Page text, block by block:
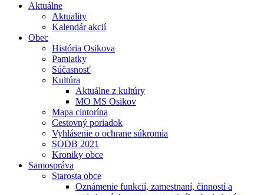
Aktuálne
Aktuality
Kalendár akcií
Obec
História Osikova
Pamiatky
Súčasnosť
Kultúra
Aktuálne z kultúry
MO MS Osikov
Mapa cintorína
Cestovný poriadok
Vyhlásenie o ochrane súkromia
SODB 2021
Kroniky obce
Samospráva
Starosta obce
Oznámenie funkcií, zamestnaní, činností a